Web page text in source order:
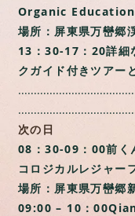
Organic
場所：屏東県万巒郷
13：30-17：20詳細
クガイド付きツアー
次の日
08：30-09：00前く
コロジカルレジャー
場所：屏東県万巒郷
09:00 – 10：